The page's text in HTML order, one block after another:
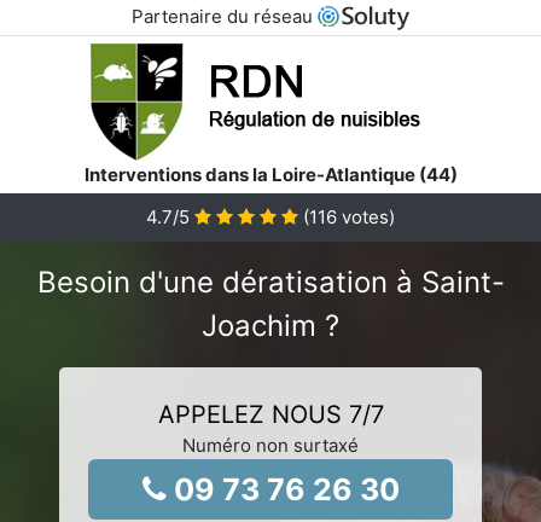
Partenaire du réseau
Interventions dans la Loire-Atlantique (44)
4.7/5 (116 votes)
Besoin d'une dératisation à Saint-
Joachim ?
APPELEZ NOUS 7/7
Numéro non surtaxé
09 73 76 26 30